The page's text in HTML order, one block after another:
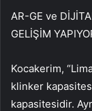
AR-GE ve
GELİŞİM
Kocakerim,
klinker
kapasitesidir.